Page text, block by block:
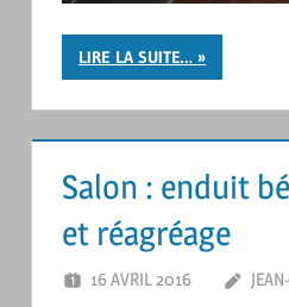
LIRE LA SUITE…
Salon : enduit
et réagréage
16 AVRIL 2016